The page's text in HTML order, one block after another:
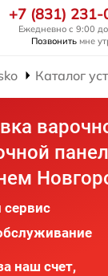
+7 (831)
Ежедневно с 9:00
Позвонить мне
Каталог
наш счет,